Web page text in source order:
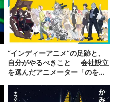
“インディーアニメ“の足跡と、
自分がやるべきこと──会社設立
を選んだアニメーター「のを